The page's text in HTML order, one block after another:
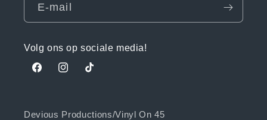
E‑mail
Volg ons op sociale media!
FacebookInstagramTikTok
Devious Productions/Vinyl On 45